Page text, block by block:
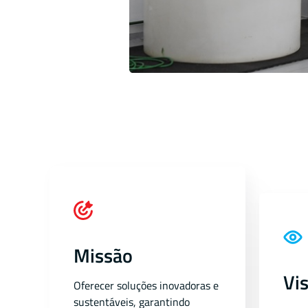
Missão
Oferecer soluções inovadoras e
sustentáveis, garantindo